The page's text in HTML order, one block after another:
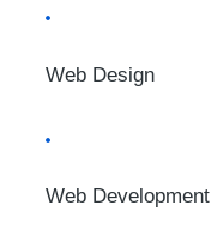
Web Design
Web Development